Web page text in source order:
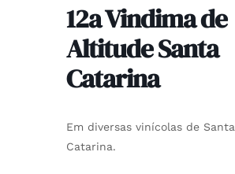
12a Vindima de
Altitude Santa
Catarina
Em diversas vinícolas de Santa
Catarina.